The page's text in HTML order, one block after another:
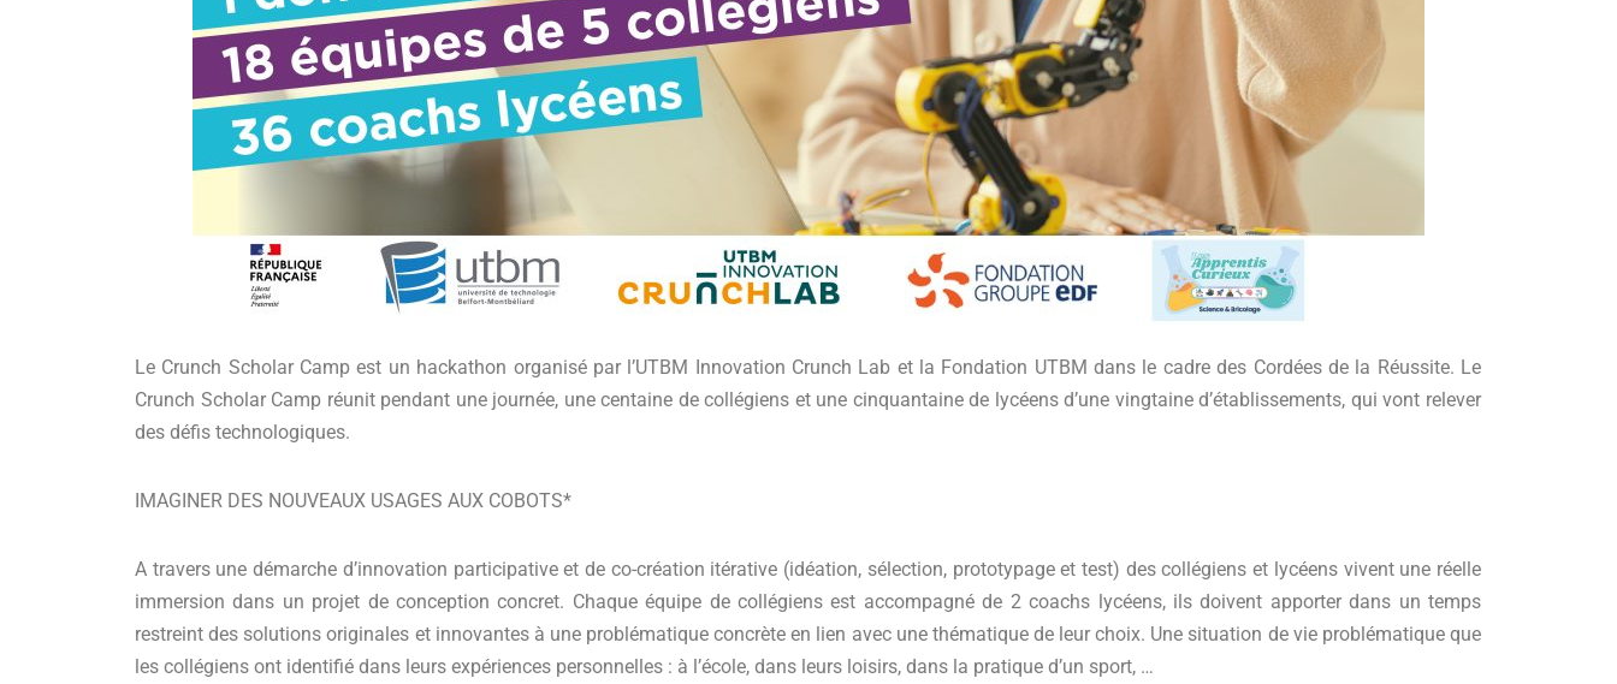
Le Crunch Scholar Camp est un hackathon organisé par l’UTBM Innovation Crunch Lab et la Fondation UTBM dans le cadre des Cordées de la Réussite. Le
Crunch Scholar Camp réunit pendant une journée, une centaine de collégiens et une cinquantaine de lycéens d’une vingtaine d’établissements, qui vont relever
des défis technologiques.
IMAGINER DES NOUVEAUX USAGES AUX COBOTS*
A travers une démarche d’innovation participative et de co-création itérative (idéation, sélection, prototypage et test) des collégiens et lycéens vivent une réelle
immersion dans un projet de conception concret. Chaque équipe de collégiens est accompagné de 2 coachs lycéens, ils doivent apporter dans un temps
restreint des solutions originales et innovantes à une problématique concrète en lien avec une thématique de leur choix. Une situation de vie problématique que
les collégiens ont identifié dans leurs expériences personnelles : à l’école, dans leurs loisirs, dans la pratique d’un sport, …